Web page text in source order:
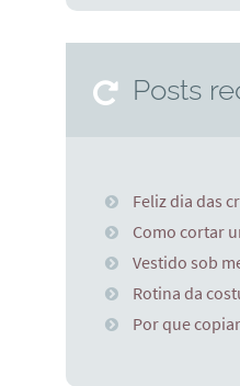
Posts
Feliz dia das
Como cortar
Vestido sob
Rotina da
Por que